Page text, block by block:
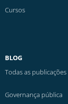
Cursos
BLOG
Todas as publicações
Governança pública